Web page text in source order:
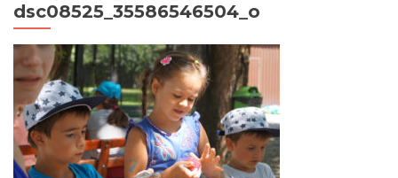
dsc08525_35586546504_o